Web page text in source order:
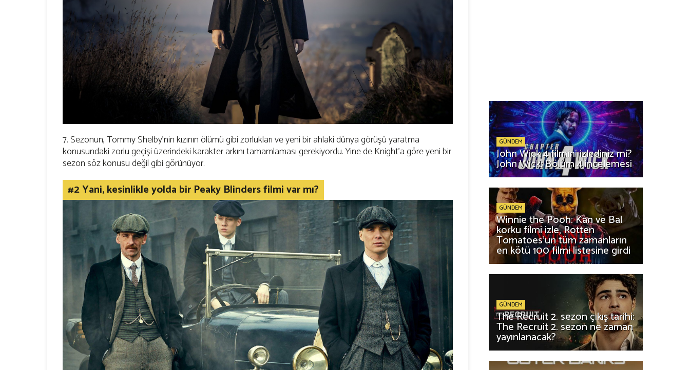
7. Sezonun, Tommy Shelby'nin kızının ölümü gibi zorlukları ve yeni bir ahlaki dünya görüşü yaratma
konusundaki zorlu geçişi üzerindeki karakter arkını tamamlaması gerekiyordu. Yine de Knight'a göre yeni bir
sezon söz konusu değil gibi görünüyor.
#2 Yani, kesinlikle yolda bir Peaky Blinders filmi var mı?
GÜNDEM
John Wick 4 filmini izlediniz mi?
John Wick: Bölüm 4 incelemesi
GÜNDEM
Winnie the Pooh: Kan ve Bal
korku filmi izle, Rotten
Tomatoes'un tüm zamanların
en kötü 100 filmi listesine girdi
GÜNDEM
The Recruit 2. sezon çıkış tarihi:
The Recruit 2. sezon ne zaman
yayınlanacak?